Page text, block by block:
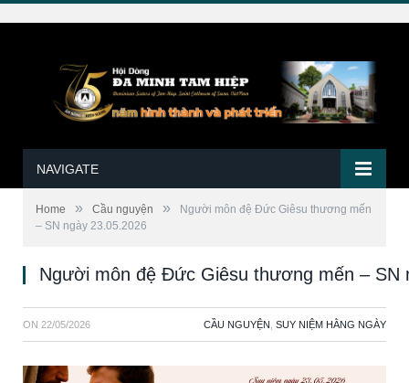
NAVIGATE
Home » Cầu nguyện »
Người môn đệ Đức Giêsu thương mến
– SN ngày 23.05.2026
Người môn đệ Đức Giêsu thương mến – SN
ON 22/05/2026 CẦU NGUYỆN SUY NIỆM HẰNG NGÀY